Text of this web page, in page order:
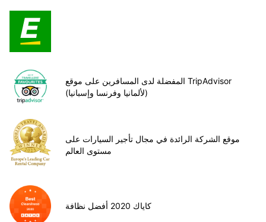
المفضلة لدى المسافرين على موقع TripAdvisor
(لألمانيا وفرنسا وإسبانيا)
موقع الشركة الرائدة في مجال تأجير السيارات على
مستوى العالم
كاياك 2020 أفضل نظافة